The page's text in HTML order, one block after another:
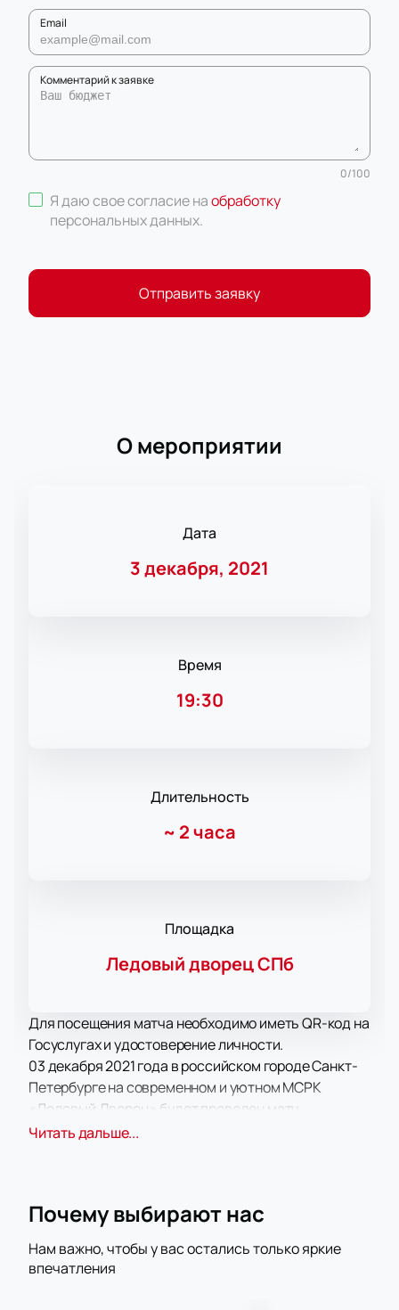
Email
Комментарий к заявке
0/100
Я даю свое согласие наобработку
персональных данных.
Отправить заявку
О мероприятии
Дата
3 декабря, 2021
Время
19:30
Длительность
~ 2 часа
Площадка
Ледовый дворец СПб
Для посещения матча необходимо иметь QR-код на
Госуслугах и удостоверение личности.
03 декабря 2021 года в российском городе Санкт-
Петербурге на современном и уютном МСРК
«Ледовый Дворец» будет проведен матч
континентальной лиги с участием местного
Всего четырем коллективам КХЛ удалось
одного раза. Как раз одним из таких является
знаменитый питерский «СКА». Кроме того, на счету
Читать дальше...
Почему выбирают нас
Нам важно, чтобы у вас остались только яркие
впечатления